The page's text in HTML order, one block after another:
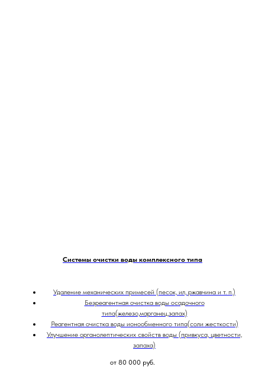
Системы очистки воды комплексного типа
Удаление механических примесей (песок, ил, ржавчина и т. п.)
Безреагентная очистка воды осадочного
типа(железо,марганец,запах)
Реагентная очистка воды ионообменного типа(соли жесткости)
Улучшение органолептических свойств воды (привкуса, цветности,
запаха)
от 80 000 руб.